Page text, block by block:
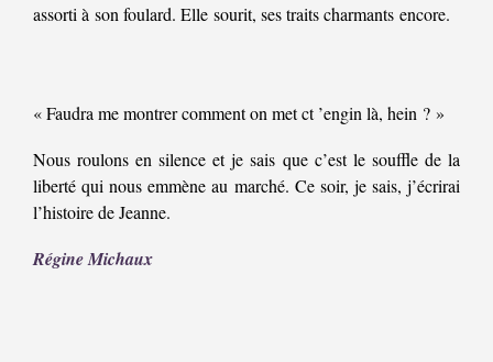
assorti à son foulard. Elle sourit, ses traits charmants encore.
« Faudra me montrer comment on met ct ’engin là, hein ? »
Nous roulons en silence et je sais que c’est le souffle de la
liberté qui nous emmène au marché. Ce soir, je sais, j’écrirai
l’histoire de Jeanne.
Régine Michaux